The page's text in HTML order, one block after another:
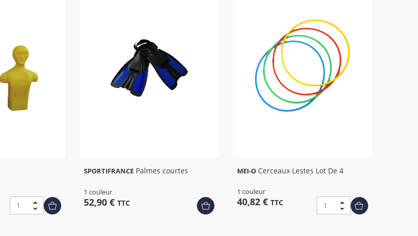
SPORTIFRANCE Palmes courtes
1 couleur
52,90 € TTC
MEI-O Cerceaux Lestes Lot De 4
1 couleur
40,82 €TTC